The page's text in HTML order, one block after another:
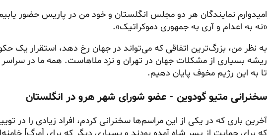
امیدوارم نمایندگان هر دو مجلس انگلستان و خود من در پاریس حضور
«نه به اعدام و آری به جمهوری دموکراتیک».
به نظر من، بزرگ‌ترین اتفاقی که می‌تواند در جهان رخ دهد، استقرار یک
ریشه بسیاری از مشکلات جهان در تهران و نزد ملاهاست. همه ما در سراسر
تا به این رژیم مخوف پایان دهیم.
سخنرانی متیو گودوین - عضو شورای شهر هرو در انگلستان
آخرین باری که در یکی از این مراسم‌ها سخنرانی کردم، افراد زیادی را در